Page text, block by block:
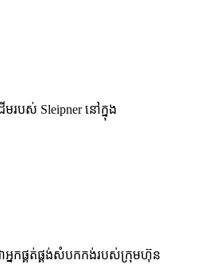
របស់ Sleipner នៅក្នុង
អ្នកផ្គត់ផ្គង់សំបកកង់របស់ក្រុមហ៊ុន